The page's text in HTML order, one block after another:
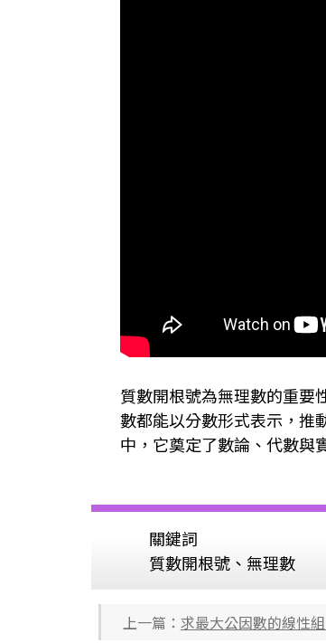
質數開根號為無理數的重要
數都能以分數形式表示，推
中，它奠定了數論、代數與
關鍵詞
質數開根號、無理數
上一篇： 求最大公因數的線性